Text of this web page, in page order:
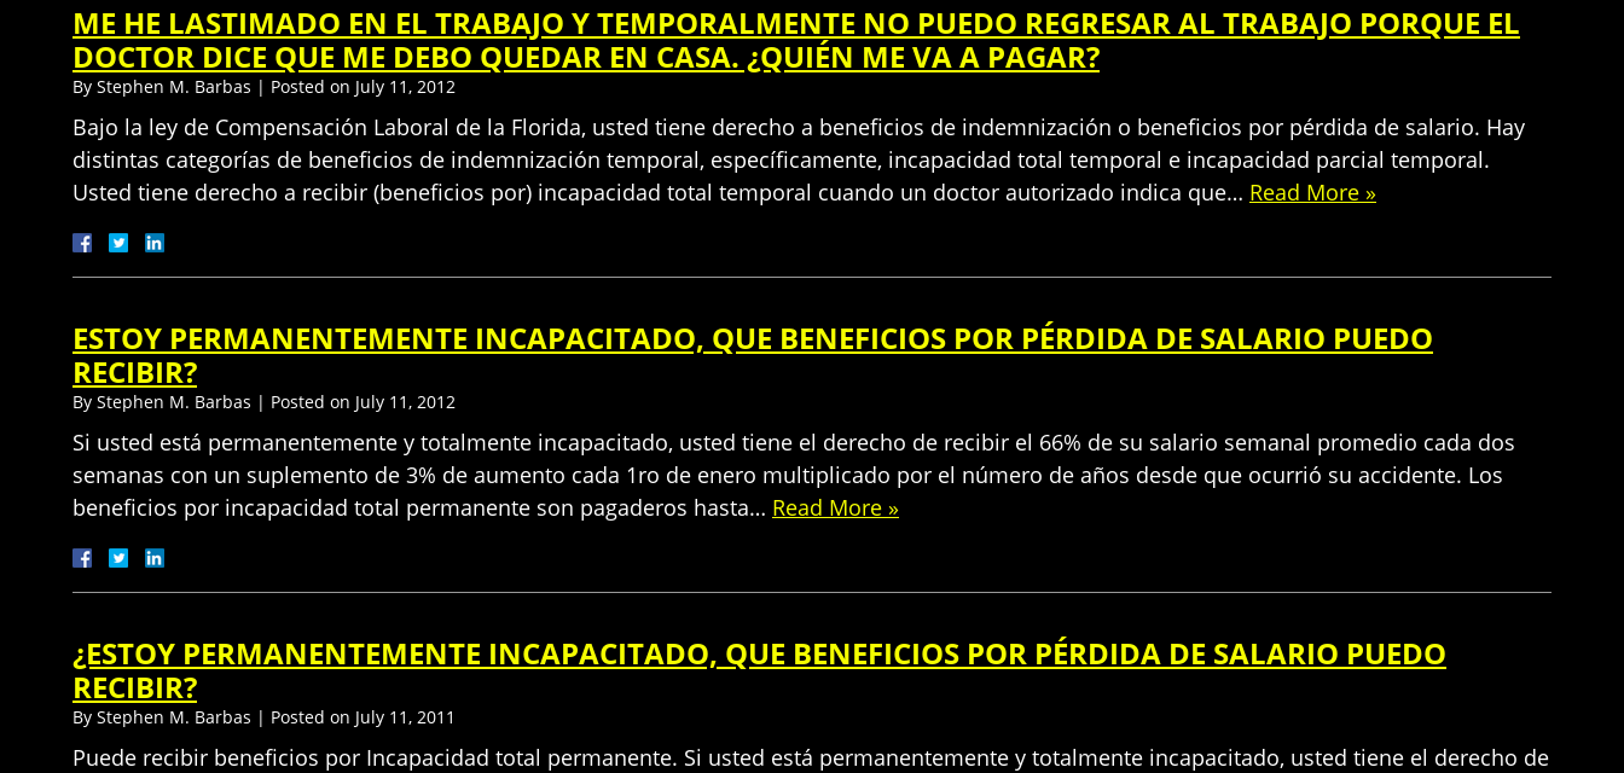
ME HE LASTIMADO EN EL TRABAJO Y TEMPORALMENTE NO PUEDO REGRESAR AL TRABAJO PORQUE EL
DOCTOR DICE QUE ME DEBO QUEDAR EN CASA. ¿QUIÉN ME VA A PAGAR?
By Stephen M. Barbas | Posted on July 11, 2012
Bajo la ley de Compensación Laboral de la Florida, usted tiene derecho a beneficios de indemnización o beneficios por pérdida de salario. Hay
distintas categorías de beneficios de indemnización temporal, específicamente, incapacidad total temporal e incapacidad parcial temporal.
Usted tiene derecho a recibir (beneficios por) incapacidad total temporal cuando un doctor autorizado indica que… Read More »
ESTOY PERMANENTEMENTE INCAPACITADO, QUE BENEFICIOS POR PÉRDIDA DE SALARIO PUEDO
RECIBIR?
By Stephen M. Barbas | Posted on July 11, 2012
Si usted está permanentemente y totalmente incapacitado, usted tiene el derecho de recibir el 66% de su salario semanal promedio cada dos
semanas con un suplemento de 3% de aumento cada 1ro de enero multiplicado por el número de años desde que ocurrió su accidente. Los
beneficios por incapacidad total permanente son pagaderos hasta… Read More »
¿ESTOY PERMANENTEMENTE INCAPACITADO, QUE BENEFICIOS POR PÉRDIDA DE SALARIO PUEDO
RECIBIR?
By Stephen M. Barbas | Posted on July 11, 2011
Puede recibir beneficios por Incapacidad total permanente. Si usted está permanentemente y totalmente incapacitado, usted tiene el derecho de